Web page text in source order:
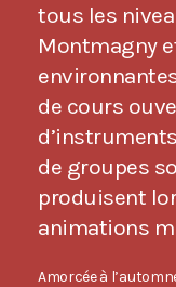
tous les
Montmagny
de cours
de groupes
produisent
animations
Amorcée à